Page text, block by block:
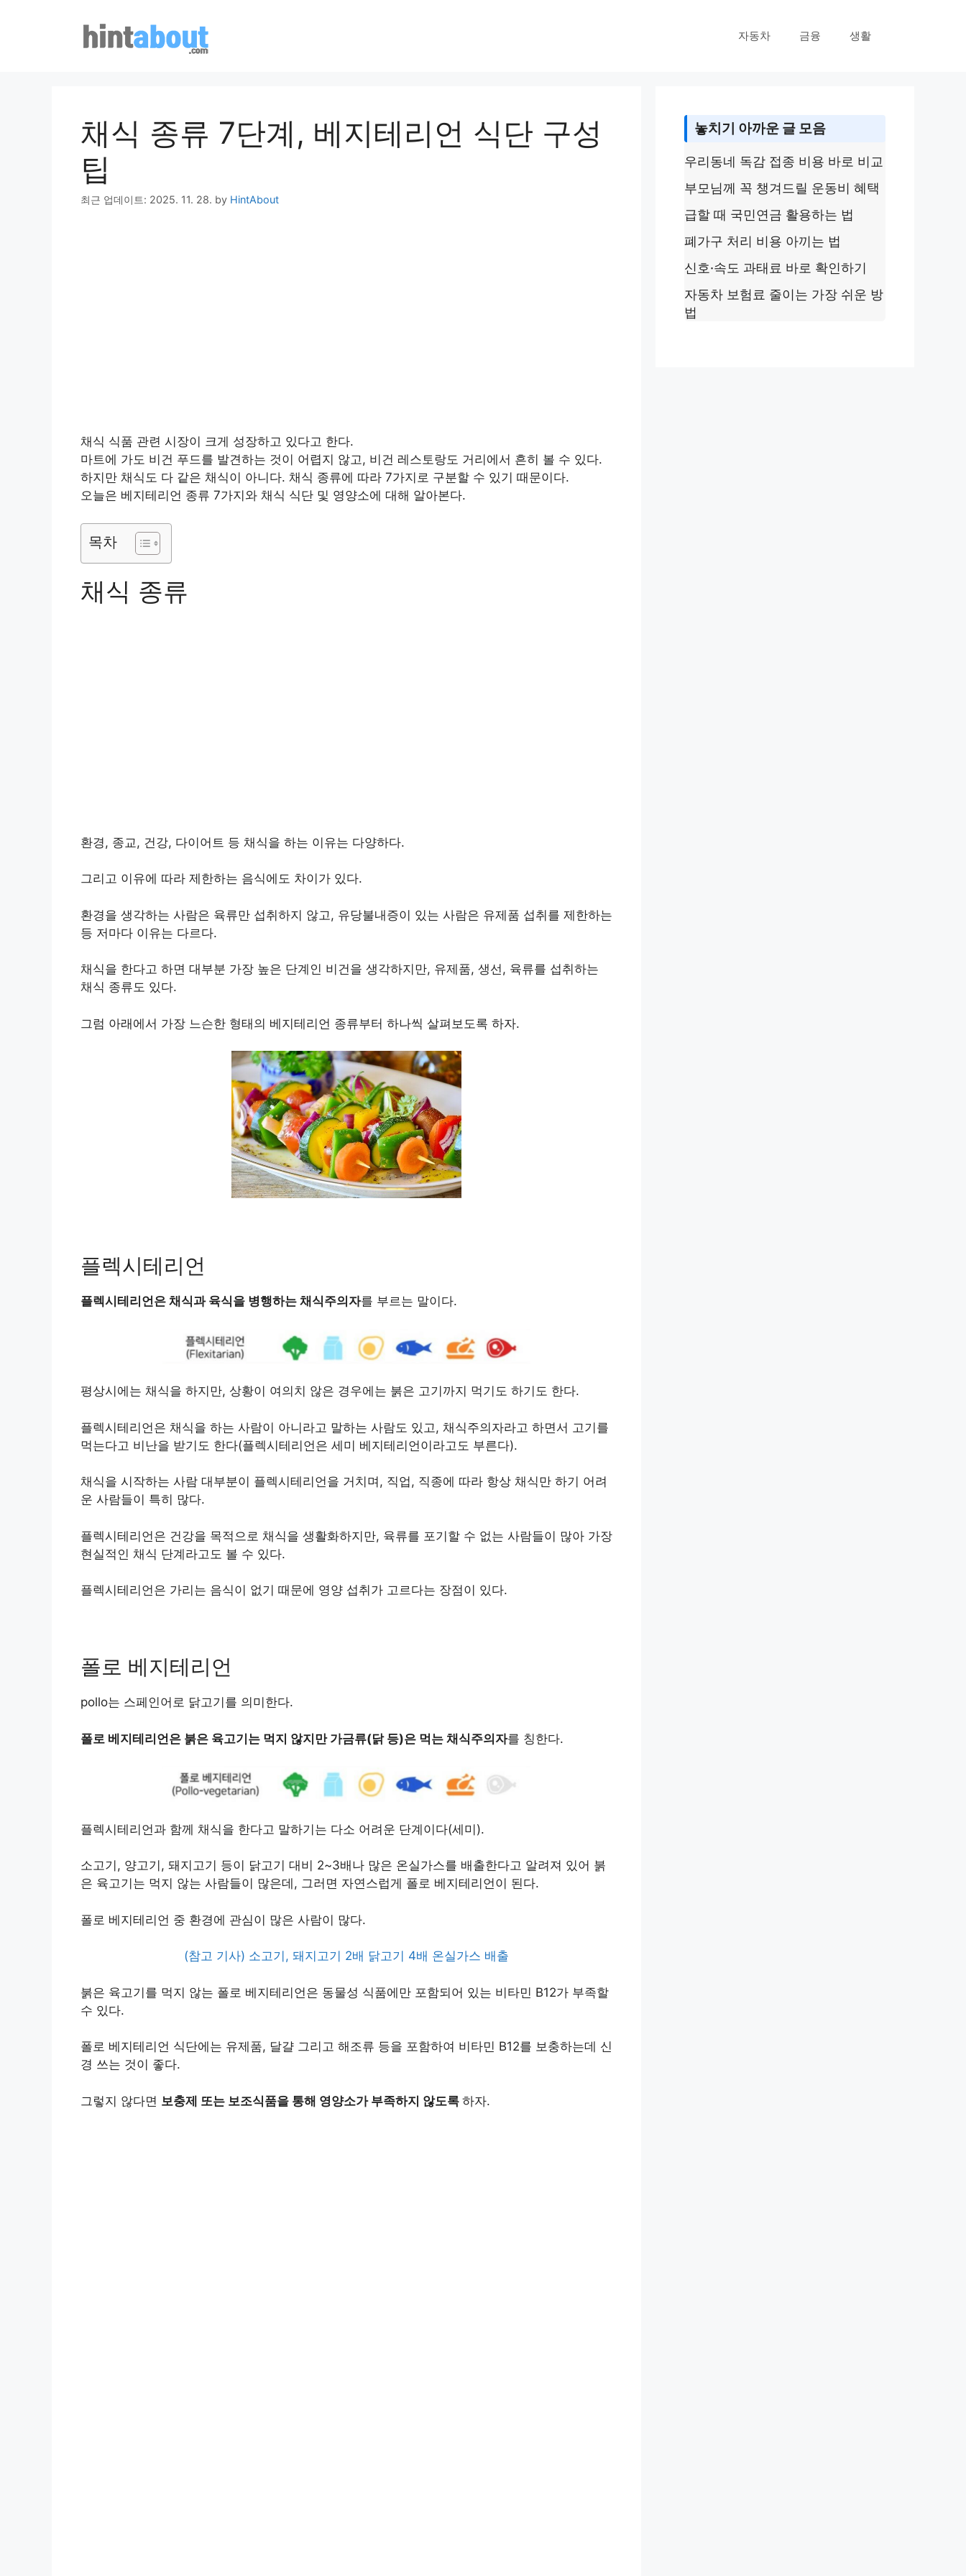
자동차 금융 생활
채식 종류 7단계, 베지테리언 식단 구성
팁
최근 업데이트: 2025. 11. 28. by HintAbout
채식 식품 관련 시장이 크게 성장하고 있다고 한다.
마트에 가도 비건 푸드를 발견하는 것이 어렵지 않고, 비건 레스토랑도 거리에서 흔히 볼 수 있다.
하지만 채식도 다 같은 채식이 아니다. 채식 종류에 따라 7가지로 구분할 수 있기 때문이다.
오늘은 베지테리언 종류 7가지와 채식 식단 및 영양소에 대해 알아본다.
목차
채식 종류
환경, 종교, 건강, 다이어트 등 채식을 하는 이유는 다양하다.
그리고 이유에 따라 제한하는 음식에도 차이가 있다.
환경을 생각하는 사람은 육류만 섭취하지 않고, 유당불내증이 있는 사람은 유제품 섭취를 제한하는
등 저마다 이유는 다르다.
채식을 한다고 하면 대부분 가장 높은 단계인 비건을 생각하지만, 유제품, 생선, 육류를 섭취하는
채식 종류도 있다.
그럼 아래에서 가장 느슨한 형태의 베지테리언 종류부터 하나씩 살펴보도록 하자.
플렉시테리언
플렉시테리언은 채식과 육식을 병행하는 채식주의자를 부르는 말이다.
평상시에는 채식을 하지만, 상황이 여의치 않은 경우에는 붉은 고기까지 먹기도 하기도 한다.
플렉시테리언은 채식을 하는 사람이 아니라고 말하는 사람도 있고, 채식주의자라고 하면서 고기를
먹는다고 비난을 받기도 한다(플렉시테리언은 세미 베지테리언이라고도 부른다).
채식을 시작하는 사람 대부분이 플렉시테리언을 거치며, 직업, 직종에 따라 항상 채식만 하기 어려
운 사람들이 특히 많다.
플렉시테리언은 건강을 목적으로 채식을 생활화하지만, 육류를 포기할 수 없는 사람들이 많아 가장
현실적인 채식 단계라고도 볼 수 있다.
플렉시테리언은 가리는 음식이 없기 때문에 영양 섭취가 고르다는 장점이 있다.
폴로 베지테리언
pollo는 스페인어로 닭고기를 의미한다.
폴로 베지테리언은 붉은 육고기는 먹지 않지만 가금류(닭 등)은 먹는 채식주의자를 칭한다.
플렉시테리언과 함께 채식을 한다고 말하기는 다소 어려운 단계이다(세미).
소고기, 양고기, 돼지고기 등이 닭고기 대비 2~3배나 많은 온실가스를 배출한다고 알려져 있어 붉
은 육고기는 먹지 않는 사람들이 많은데, 그러면 자연스럽게 폴로 베지테리언이 된다.
폴로 베지테리언 중 환경에 관심이 많은 사람이 많다.
(참고 기사) 소고기, 돼지고기 2배 닭고기 4배 온실가스 배출
붉은 육고기를 먹지 않는 폴로 베지테리언은 동물성 식품에만 포함되어 있는 비타민 B12가 부족할
수 있다.
폴로 베지테리언 식단에는 유제품, 달걀 그리고 해조류 등을 포함하여 비타민 B12를 보충하는데 신
경 쓰는 것이 좋다.
그렇지 않다면 보충제 또는 보조식품을 통해 영양소가 부족하지 않도록 하자.
놓치기 아까운 글 모음
우리동네 독감 접종 비용 바로 비교
부모님께 꼭 챙겨드릴 운동비 혜택
급할 때 국민연금 활용하는 법
폐가구 처리 비용 아끼는 법
신호·속도 과태료 바로 확인하기
자동차 보험료 줄이는 가장 쉬운 방
법